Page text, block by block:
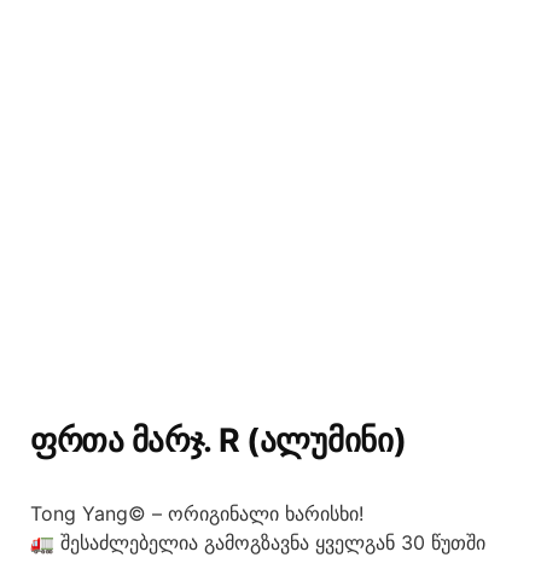
ᲤᲠᲗᲐ ᲛᲐᲠᲯ. R (ᲐᲚᲣᲛᲘᲜᲘ)
Tong Yang© – ორიგინალი ხარისხი!
🚛 შესაძლებელია გამოგზავნა ყველგან 30 წუთში